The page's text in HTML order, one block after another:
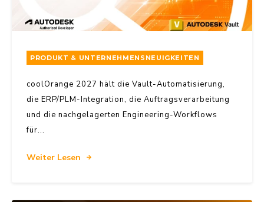
PRODUKT & UNTERNEHMENSNEUIGKEITEN
coolOrange 2027 hält die Vault-Automatisierung,
die ERP/PLM-Integration, die Auftragsverarbeitung
und die nachgelagerten Engineering-Workflows
für...
Weiter Lesen